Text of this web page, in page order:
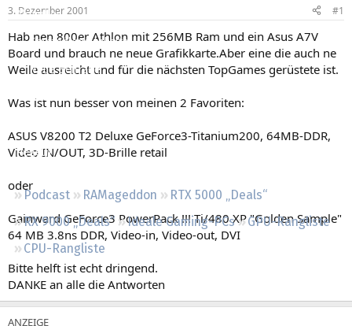
Aktuelles
Empfohlene Inhalte
Neue Beiträge
Neueste Aktivitäten
Regeln
Podcast RAMageddon
RTX 5000 „Deals“
RX 9000 „Deals“
Ideale Gaming-PCs
GPU-Rangliste
CPU-Rangliste
m
3. Dezember 2001 #1
Hab nen 800er Athlon mit 256MB Ram und ein Asus A7V
Board und brauch ne neue Grafikkarte.Aber eine die auch ne
Weile ausreicht und für die nächsten TopGames gerüstete ist.
Was ist nun besser von meinen 2 Favoriten:
ASUS V8200 T2 Deluxe GeForce3-Titanium200, 64MB-DDR,
Video IN/OUT, 3D-Brille retail
oder
Gainward GeForce3 PowerPack !!! Ti/480 XP "Golden Sample"
64 MB 3.8ns DDR, Video-in, Video-out, DVI
Bitte helft ist echt dringend.
DANKE an alle die Antworten